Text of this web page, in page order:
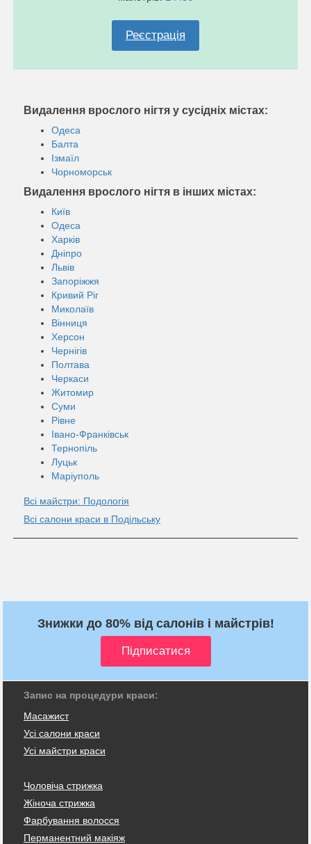
Реєстрація
Видалення врослого нігтя у сусідніх містах:
Одеса
Балта
Ізмаїл
Чорноморськ
Видалення врослого нігтя в інших містах:
Київ
Одеса
Харків
Дніпро
Львів
Запоріжжя
Кривий Ріг
Миколаїв
Вінниця
Херсон
Чернігів
Полтава
Черкаси
Житомир
Суми
Рівне
Івано-Франківськ
Тернопіль
Луцьк
Маріуполь
Всі майстри: Подологія
Всі салони краси в Подільську
Знижки до 80% від салонів і майстрів!
Запис на процедури краси:
Масажист
Усі салони краси
Усі майстри краси
Чоловіча стрижка
Жіноча стрижка
Фарбування волосся
Перманентний макіяж